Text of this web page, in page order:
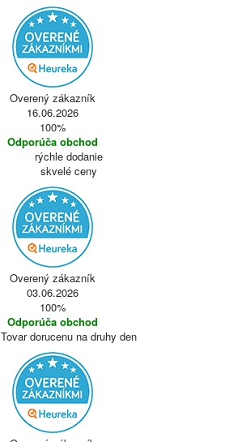
Overený zákazník
16.06.2026
100%
Odporúča obchod
rýchle dodanie
skvelé ceny
Overený zákazník
03.06.2026
100%
Odporúča obchod
Tovar dorucenu na druhy den